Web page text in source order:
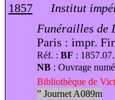
1857
Institut
Funérailles de
Paris : impr.
Réf. : BF :
NB: Ouvrage
Bibliothèque de
”Journet A089m